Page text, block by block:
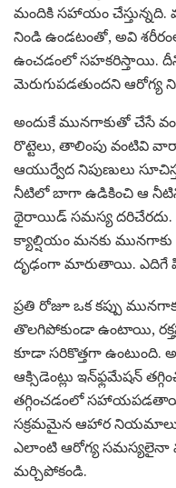
మందికి సహాయం చేస్తున్నది.
నిండి ఉండటంతో, అవి
ఉంచడంలో సహకరిస్తాయి.
మెరుగుపడతుందని ఆరోగ్య
అందుకే మునగాకుతో చేసే
రొట్టెలు, తాలింపు వంటివి
ఆయుర్వేద నిపుణులు
నీటిలో బాగా ఉడికించి ఆ నీటిని
థైరాయిడ్ సమస్య దరిచేరదు.
క్యాల్షియం మనకు మునగాకు
దృఢంగా మారుతాయి. ఎదిగే
ప్రతి రోజూ ఒక కప్పు
తొలగిపోకుండా ఉంటాయి,
కూడా సరికొత్తగా
ఆక్సిడెంట్లు ఇన్‌ఫ్లమేషన్
తగ్గించడంలో
సక్రమమైన ఆహార
ఎలాంటి ఆరోగ్య సమస్యలైనా
మర్చిపోకండి.